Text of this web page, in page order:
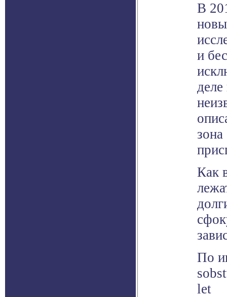
В
и
Как
По
let